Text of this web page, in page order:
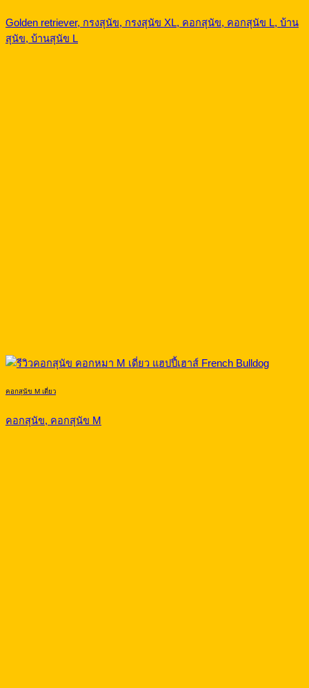
Golden retriever, กรงสุนัข, กรงสุนัข XL, คอกสุนัข, คอกสุนัข L, บ้าน
สุนัข, บ้านสุนัข L
คอกสุนัข M เดี่ยว
คอกสุนัข, คอกสุนัข M